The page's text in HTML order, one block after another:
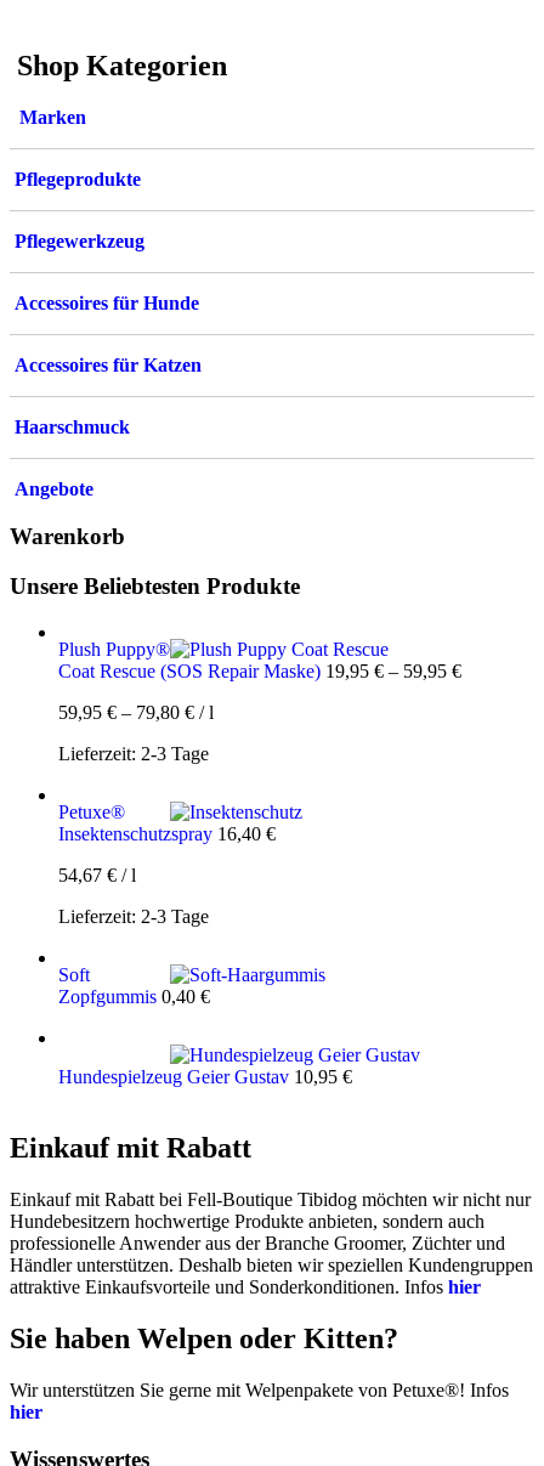
Shop Kategorien
Marken
Pflegeprodukte
Pflegewerkzeug
Accessoires für Hunde
Accessoires für Katzen
Haarschmuck
Angebote
Warenkorb
Unsere Beliebtesten Produkte
Plush Puppy®
Coat Rescue (SOS Repair Maske) 19,95 € – 59,95 €
59,95 € – 79,80 € /l
Lieferzeit: 2-3 Tage
Petuxe®
Insektenschutzspray 16,40 €
54,67 € /l
Lieferzeit: 2-3 Tage
Soft
Zopfgummis 0,40 €
Hundespielzeug Geier Gustav 10,95 €
Einkauf mit Rabatt
Einkauf mit Rabatt bei Fell-Boutique Tibidog möchten wir nicht nur
Hundebesitzern hochwertige Produkte anbieten, sondern auch
professionelle Anwender aus der Branche Groomer, Züchter und
Händler unterstützen. Deshalb bieten wir speziellen Kundengruppen
attraktive Einkaufsvorteile und Sonderkonditionen. Infos hier
Sie haben Welpen oder Kitten?
Wir unterstützen Sie gerne mit Welpenpakete von Petuxe®! Infos
hier
Wissenswertes